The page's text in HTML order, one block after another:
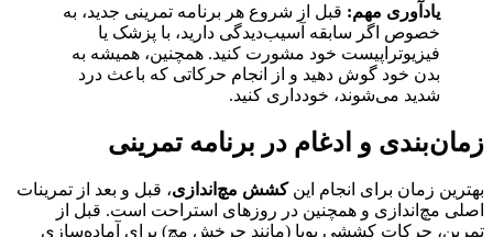
یادآوری مهم: قبل از شروع هر برنامه تمرینی جدید، به
خصوص اگر سابقه آسیب‌دیدگی دارید، با پزشک یا
فیزیوتراپیست خود مشورت کنید. همچنین، همیشه به
بدن خود گوش دهید و از انجام حرکاتی که باعث درد
شدید می‌شوند، خودداری کنید.
زمان‌بندی و ادغام در برنامه تمرینی
بهترین زمان برای انجام اینکشش مچ‌اندازی، قبل و بعد از تمرینات
اصلی مچ‌اندازی و همچنین در روزهای استراحت است. قبل از
تمرین، حرکات کششی پویا (مانند چرخش مچ) برای آماده‌سازی